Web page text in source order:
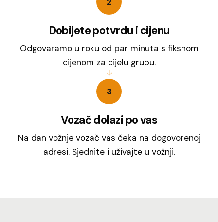
Dobijete potvrdu i cijenu
Odgovaramo u roku od par minuta s fiksnom
cijenom za cijelu grupu.
3
Vozač dolazi po vas
Na dan vožnje vozač vas čeka na dogovorenoj
adresi. Sjednite i uživajte u vožnji.